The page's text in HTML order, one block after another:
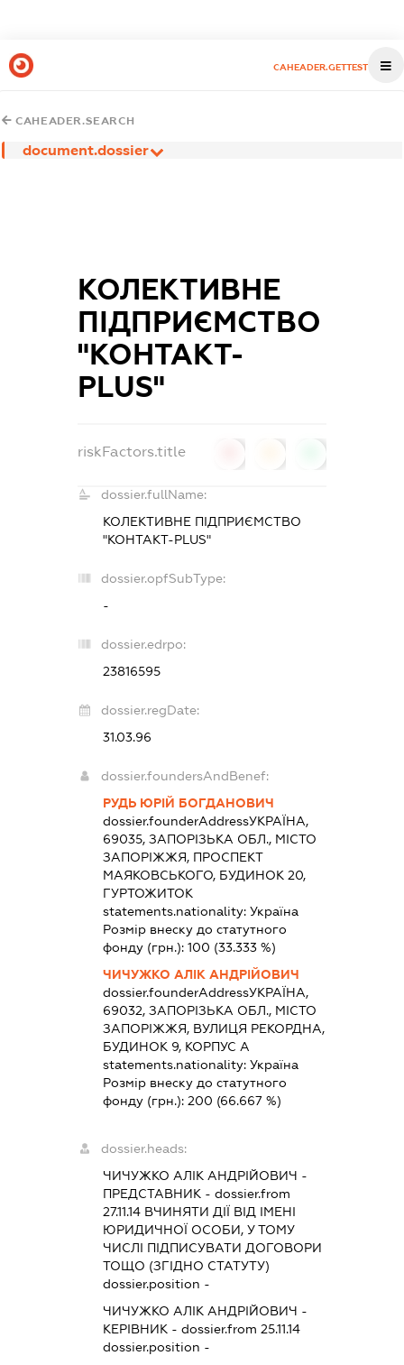
CAHEADER.GETTEST
CAHEADER.SEARCH
document.dossier
КОЛЕКТИВНЕ
ПІДПРИЄМСТВО
"КОНТАКТ-
PLUS"
riskFactors.title
dossier.fullName:
КОЛЕКТИВНЕ ПІДПРИЄМСТВО
"КОНТАКТ-PLUS"
dossier.opfSubType:
-
dossier.edrpo:
23816595
dossier.regDate:
31.03.96
dossier.foundersAndBenef:
РУДЬ ЮРІЙ БОГДАНОВИЧ
dossier.founderAddressУКРАЇНА,
69035, ЗАПОРІЗЬКА ОБЛ., МІСТО
ЗАПОРІЖЖЯ, ПРОСПЕКТ
МАЯКОВСЬКОГО, БУДИНОК 20,
ГУРТОЖИТОК
statements.nationality: Україна
Розмір внеску до статутного
фонду (грн.): 100 (33.333 %)
ЧИЧУЖКО АЛІК АНДРІЙОВИЧ
dossier.founderAddressУКРАЇНА,
69032, ЗАПОРІЗЬКА ОБЛ., МІСТО
ЗАПОРІЖЖЯ, ВУЛИЦЯ РЕКОРДНА,
БУДИНОК 9, КОРПУС А
statements.nationality: Україна
Розмір внеску до статутного
фонду (грн.): 200 (66.667 %)
dossier.heads:
ЧИЧУЖКО АЛІК АНДРІЙОВИЧ -
ПРЕДСТАВНИК - dossier.from
27.11.14ВЧИНЯТИ ДІЇ ВІД ІМЕНІ
ЮРИДИЧНОЇ ОСОБИ, У ТОМУ
ЧИСЛІ ПІДПИСУВАТИ ДОГОВОРИ
ТОЩО (ЗГІДНО СТАТУТУ)
dossier.position -
ЧИЧУЖКО АЛІК АНДРІЙОВИЧ -
КЕРІВНИК - dossier.from 25.11.14
dossier.position -